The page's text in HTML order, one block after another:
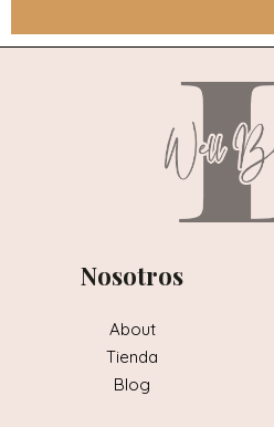
Nosotros
About
Tienda
Blog